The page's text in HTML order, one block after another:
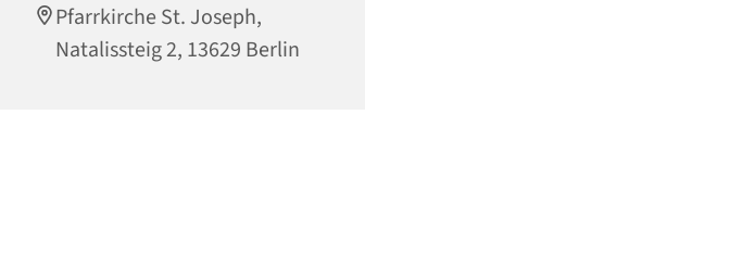
Pfarrkirche St. Joseph,
Natalissteig 2, 13629 Berlin